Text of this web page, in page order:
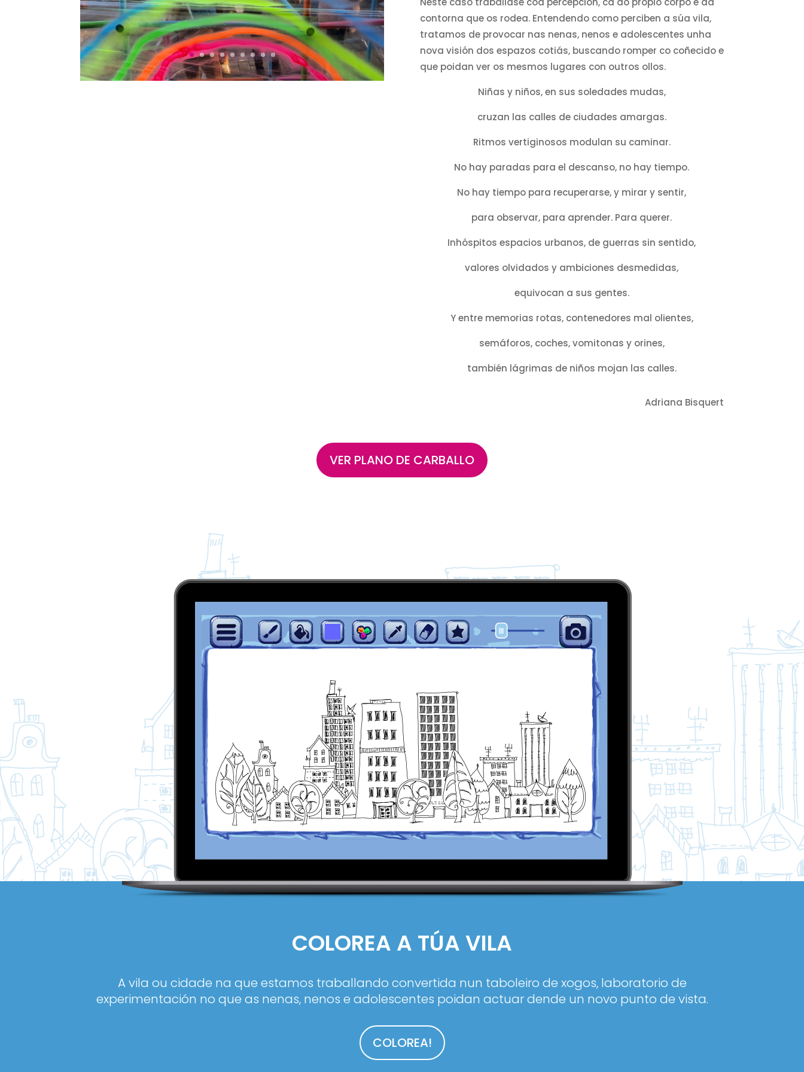
contorna que os rodea. Entendendo como perciben a súa vila,
tratamos de provocar nas nenas, nenos e adolescentes unha
nova visión dos espazos cotiás, buscando romper co coñecido e
que poidan ver os mesmos lugares con outros ollos.
Niñas y niños, en sus soledades mudas,
cruzan las calles de ciudades amargas.
Ritmos vertiginosos modulan su caminar.
No hay paradas para el descanso, no hay tiempo.
No hay tiempo para recuperarse, y mirar y sentir,
para observar, para aprender. Para querer.
Inhóspitos espacios urbanos, de guerras sin sentido,
valores olvidados y ambiciones desmedidas,
equivocan a sus gentes.
Y entre memorias rotas, contenedores mal olientes,
semáforos, coches, vomitonas y orines,
también lágrimas de niños mojan las calles.
Adriana Bisquert
VER PLANO DE CARBALLO
COLOREA A TÚA VILA
A vila ou cidade na que estamos traballando convertida nun taboleiro de xogos, laboratorio de
experimentación no que as nenas, nenos e adolescentes poidan actuar dende un novo punto de vista.
COLOREA!